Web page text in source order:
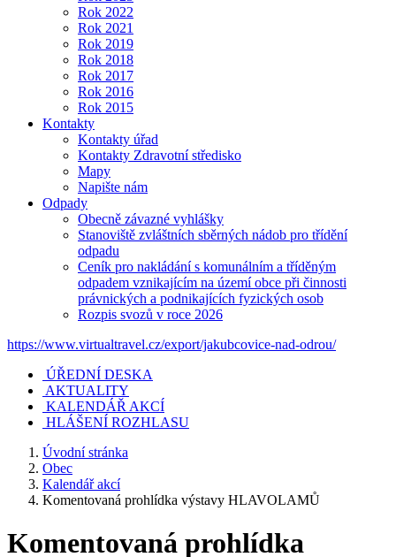
Rok 2022
Rok 2021
Rok 2019
Rok 2018
Rok 2017
Rok 2016
Rok 2015
Kontakty
Kontakty úřad
Kontakty Zdravotní středisko
Mapy
Napište nám
Odpady
Obecně závazné vyhlášky
Stanoviště zvláštních sběrných nádob pro třídění
odpadu
Ceník pro nakládání s komunálním a tříděným
odpadem vznikajícím na území obce při činnosti
právnických a podnikajících fyzických osob
Rozpis svozů v roce 2026
https://www.virtualtravel.cz/export/jakubcovice-nad-odrou/
ÚŘEDNÍ DESKA
AKTUALITY
KALENDÁŘ AKCÍ
HLÁŠENÍ ROZHLASU
Úvodní stránka
Obec
Kalendář akcí
Komentovaná prohlídka výstavy HLAVOLAMŮ
Komentovaná prohlídka